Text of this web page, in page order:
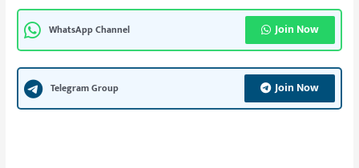
WhatsApp Channel Join Now
Telegram Group Join Now